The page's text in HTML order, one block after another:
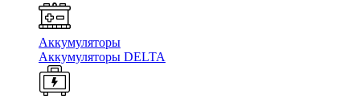
Аккумуляторы
Аккумуляторы DELTA